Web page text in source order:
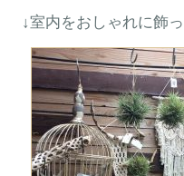
↓室内をおしゃれに飾